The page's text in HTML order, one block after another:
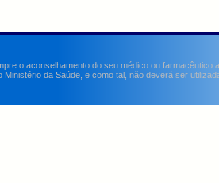
o aconselhamento do seu médico ou farmacêutico
da Saúde, e como tal, não deverá ser